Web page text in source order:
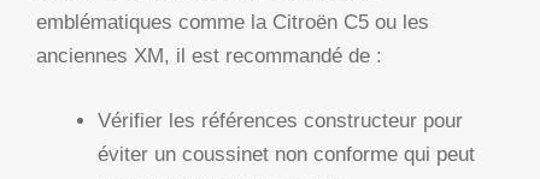
emblématiques comme la Citroën C5 ou les
anciennes XM, il est recommandé de :
Vérifier les références constructeur pour
éviter un coussinet non conforme qui peut